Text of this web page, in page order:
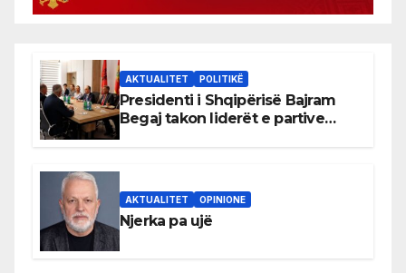
AKTUALITET POLITIKË
Presidenti i Shqipërisë Bajram
Begaj takon liderët e partive
AKTUALITET OPINIONE
Njerka pa ujë